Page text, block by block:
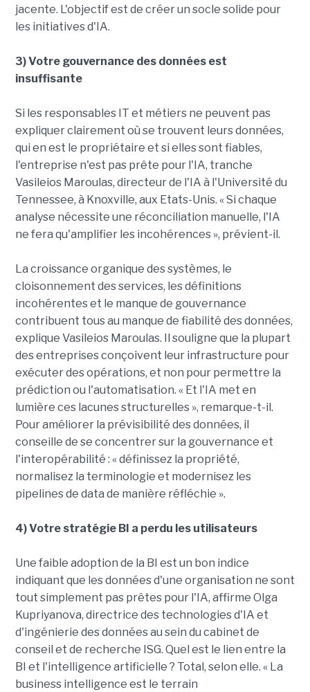
jacente. L'objectif est de créer un socle solide pour
les initiatives d'IA.
3) Votre gouvernance des données est
insuffisante
Si les responsables IT et métiers ne peuvent pas
expliquer clairement où se trouvent leurs données,
qui en est le propriétaire et si elles sont fiables,
l'entreprise n'est pas prête pour l'IA, tranche
Vasileios Maroulas, directeur de l'IA à l'Université du
Tennessee, à Knoxville, aux Etats-Unis. « Si chaque
analyse nécessite une réconciliation manuelle, l'IA
ne fera qu'amplifier les incohérences », prévient-il.
La croissance organique des systèmes, le
cloisonnement des services, les définitions
incohérentes et le manque de gouvernance
contribuent tous au manque de fiabilité des données,
explique Vasileios Maroulas. Il souligne que la plupart
des entreprises conçoivent leur infrastructure pour
exécuter des opérations, et non pour permettre la
prédiction ou l'automatisation. « Et l'IA met en
lumière ces lacunes structurelles », remarque-t-il.
Pour améliorer la prévisibilité des données, il
conseille de se concentrer sur la gouvernance et
l'interopérabilité : « définissez la propriété,
normalisez la terminologie et modernisez les
pipelines de data de manière réfléchie ».
4) Votre stratégie BI a perdu les utilisateurs
Une faible adoption de la BI est un bon indice
indiquant que les données d'une organisation ne sont
tout simplement pas prêtes pour l'IA, affirme Olga
Kupriyanova, directrice des technologies d'IA et
d'ingénierie des données au sein du cabinet de
conseil et de recherche ISG. Quel est le lien entre la
BI et l'intelligence artificielle ? Total, selon elle. « La
business intelligence est le terrain